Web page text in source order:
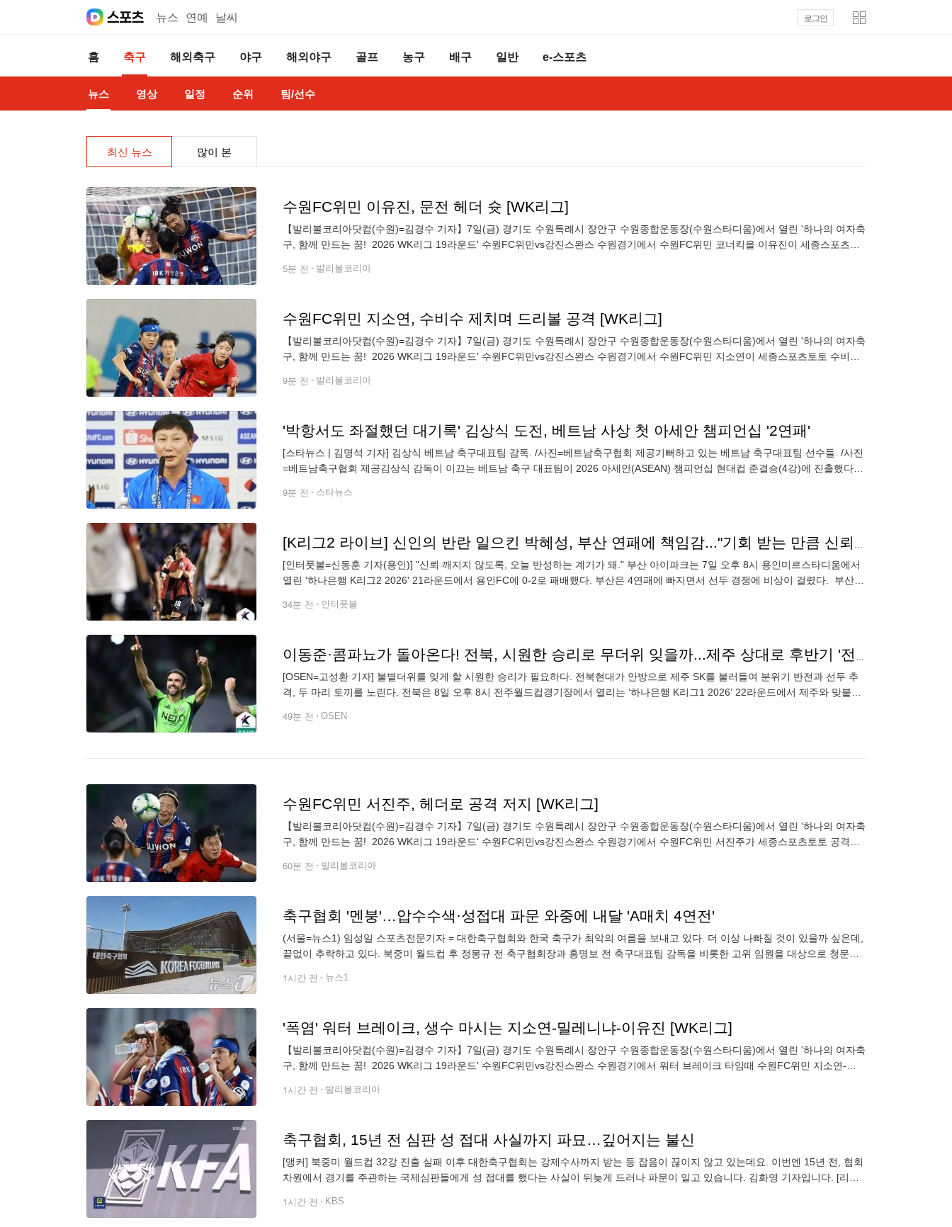
뉴스 연예 날씨 로그인
홈 축구 해외축구 야구 해외야구 골프 농구 배구 일반 e-스포츠
뉴스 영상 일정 순위 팀/선수
최신 뉴스 많이 본
수원FC위민 이유진, 문전 헤더 슛 [WK리그]
【발리볼코리아닷컴(수원)=김경수 기자】7일(금) 경기도 수원특례시 장안구 수원종합운동장(수원스타디움)에서 열린 '하나의 여자축
구, 함께 만드는 꿈! 2026 WK리그 19라운드' 수원FC위민vs강진스완스 수원경기에서 수원FC위민 코너킥을 이유진이 세종스포츠토
5분 전 발리볼코리아
수원FC위민 지소연, 수비수 제치며 드리볼 공격 [WK리그]
【발리볼코리아닷컴(수원)=김경수 기자】7일(금) 경기도 수원특례시 장안구 수원종합운동장(수원스타디움)에서 열린 '하나의 여자축
구, 함께 만드는 꿈! 2026 WK리그 19라운드' 수원FC위민vs강진스완스 수원경기에서 수원FC위민 지소연이 세종스포츠토토 수비수
9분 전 발리볼코리아
'박항서도 좌절했던 대기록' 김상식 도전, 베트남 사상 첫 아세안 챔피언십 '2연패'
[스타뉴스 | 김명석 기자] 김상식 베트남 축구대표팀 감독. /사진=베트남축구협회 제공기뻐하고 있는 베트남 축구대표팀 선수들. /사진
=베트남축구협회 제공김상식 감독이 이끄는 베트남 축구 대표팀이 2026 아세안(ASEAN) 챔피언십 현대컵 준결승(4강)에 진출했다.
9분 전 스타뉴스
[K리그2 라이브] 신인의 반란 일으킨 박혜성, 부산 연패에 책임감..."기회 받는 만큼 신뢰 깨지지 않도록! 용인전은 반성하는 계기"
[인터풋볼=신동훈 기자(용인)] "신뢰 깨지지 않도록, 오늘 반성하는 계기가 돼." 부산 아이파크는 7일 오후 8시 용인미르스타디움에서
열린 '하나은행 K리그2 2026' 21라운드에서 용인FC에 0-2로 패배했다. 부산은 4연패에 빠지면서 선두 경쟁에 비상이 걸렸다. 부산은
34분 전 인터풋볼
이동준·콤파뇨가 돌아온다! 전북, 시원한 승리로 무더위 잊을까...제주 상대로 후반기 '전주성' 첫 승 도전[오!쎈 프리뷰]
[OSEN=고성환 기자] 불볕더위를 잊게 할 시원한 승리가 필요하다. 전북현대가 안방으로 제주 SK를 불러들여 분위기 반전과 선두 추
격, 두 마리 토끼를 노린다. 전북은 8일 오후 8시 전주월드컵경기장에서 열리는 ‘하나은행 K리그1 2026’ 22라운드에서 제주와 맞붙는
49분 전 OSEN
수원FC위민 서진주, 헤더로 공격 저지 [WK리그]
【발리볼코리아닷컴(수원)=김경수 기자】7일(금) 경기도 수원특례시 장안구 수원종합운동장(수원스타디움)에서 열린 '하나의 여자축
구, 함께 만드는 꿈! 2026 WK리그 19라운드' 수원FC위민vs강진스완스 수원경기에서 수원FC위민 서진주가 세종스포츠토토 공격을
60분 전 발리볼코리아
축구협회 '멘붕'…압수수색·성접대 파문 와중에 내달 'A매치 4연전'
(서울=뉴스1) 임성일 스포츠전문기자 = 대한축구협회와 한국 축구가 최악의 여름을 보내고 있다. 더 이상 나빠질 것이 있을까 싶은데,
끝없이 추락하고 있다. 북중미 월드컵 후 정몽규 전 축구협회장과 홍명보 전 축구대표팀 감독을 비롯한 고위 임원을 대상으로 청문회
1시간 전 뉴스1
'폭염' 워터 브레이크, 생수 마시는 지소연-밀레니냐-이유진 [WK리그]
【발리볼코리아닷컴(수원)=김경수 기자】7일(금) 경기도 수원특례시 장안구 수원종합운동장(수원스타디움)에서 열린 '하나의 여자축
구, 함께 만드는 꿈! 2026 WK리그 19라운드' 수원FC위민vs강진스완스 수원경기에서 워터 브레이크 타임때 수원FC위민 지소연-밀
1시간 전 발리볼코리아
축구협회, 15년 전 심판 성 접대 사실까지 파묘…깊어지는 불신
[앵커] 북중미 월드컵 32강 진출 실패 이후 대한축구협회는 강제수사까지 받는 등 잡음이 끊이지 않고 있는데요. 이번엔 15년 전, 협회
차원에서 경기를 주관하는 국제심판들에게 성 접대를 했다는 사실이 뒤늦게 드러나 파문이 일고 있습니다. 김화영 기자입니다. [리포
1시간 전 KBS